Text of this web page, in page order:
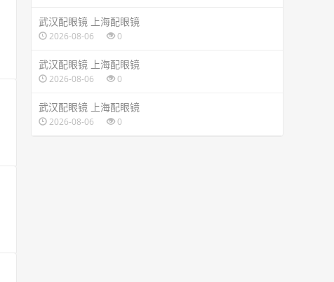
武汉配眼镜 上海配眼镜
2026-08-06 0
武汉配眼镜 上海配眼镜
2026-08-06 0
武汉配眼镜 上海配眼镜
2026-08-06 0